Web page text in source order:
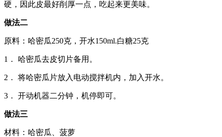
硬，因此皮最好削厚一点，吃起来更美味。
做法二
原料：哈密瓜250克，开水150ml.白糖25克
1． 哈密瓜去皮切片备用。
2． 将哈密瓜片放入电动搅拌机内，加入开水。
3． 开动机器二分钟，机停即可。
做法三
材料：哈密瓜、菠萝